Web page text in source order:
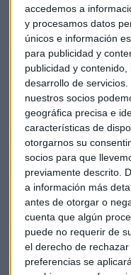
accedemos a
y procesamos datos
únicos e información
para publicidad y
publicidad y
desarrollo de servicios.
nuestros socios
geográfica precisa e
características de
otorgarnos su
socios para que
previamente descrito.
a información más
antes de otorgar o
cuenta que algún
puede no requerir de
el derecho de
preferencias se
El fabricante francés
que la demanda de
su dividendo para
operativo para 2020,
su asociación con la
Renault presenta las
También han
farmacéutica
por debajo de lo
coronavirus en su
también se han
Si que ha empeorado
británicoRBS (-6%)